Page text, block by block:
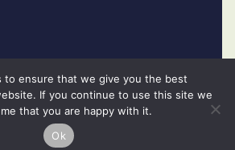
to ensure that we give you the best
If you continue to use this site we
that you are happy with it.
Ok